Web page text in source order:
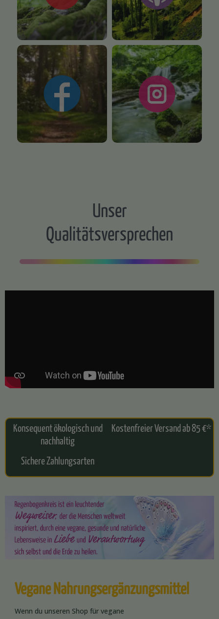
Konsequent ökologisch und
nachhaltig
Kostenfreier Versand ab 85 €*
Sichere Zahlungsarten
Vegane Nahrungsergänzungsmittel
Wenn du unseren Shop für vegane
Unser
Qualitätsversprechen